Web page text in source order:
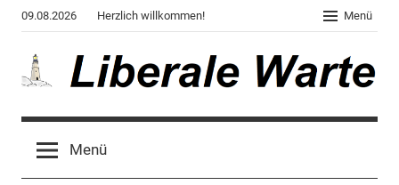
Zum
Inhalt
springen
09.08.2026 Herzlich willkommen! Menü
Liberale
Warte
des
Menü